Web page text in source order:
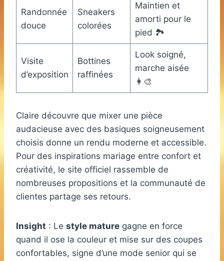
Randonnée
douce
Sneakers
colorées
Maintien et
amorti pour le
pied 🏞️
Visite
d’exposition
Bottines
raffinées
Look soigné,
marche aisée
👩‍🎨
Claire découvre que mixer une pièce
audacieuse avec des basiques soigneusement
choisis donne un rendu moderne et accessible.
Pour des inspirations mariage entre confort et
créativité, le site officiel rassemble de
nombreuses propositions et la communauté de
clientes partage ses retours.
Insight : Le style mature gagne en force
quand il ose la couleur et mise sur des coupes
confortables, signe d’une mode senior qui se